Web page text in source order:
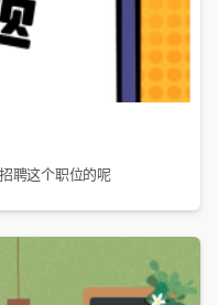
聘这个职位的呢